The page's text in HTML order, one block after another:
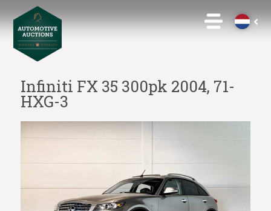
Infiniti FX 35 300pk 2004, 71-
HXG-3